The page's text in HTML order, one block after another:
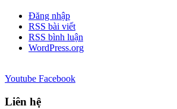
Đăng nhập
RSS bài viết
RSS bình luận
WordPress.org
Youtube Facebook
Liên hệ